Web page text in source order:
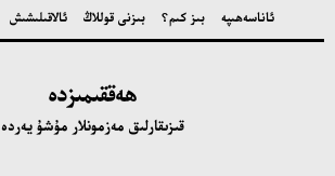
ئاناسەھىپە بىز كىم؟ بىزنى قوللاڭ ئالاقىلىشىش
ھەققىمىزدە
قىزىقارلىق مەزمونلار مۇشۇ يەردە